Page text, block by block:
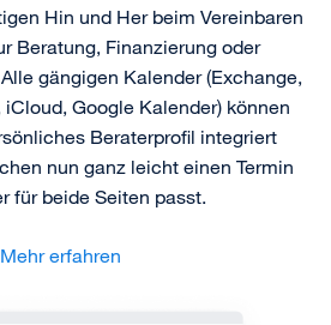
Hin und Her beim Vereinbaren
Beratung, Finanzierung oder
gängigen Kalender (Exchange,
Google Kalender) können
Beraterprofil integriert
nun ganz leicht einen Termin
für beide Seiten passt.
Mehr erfahren